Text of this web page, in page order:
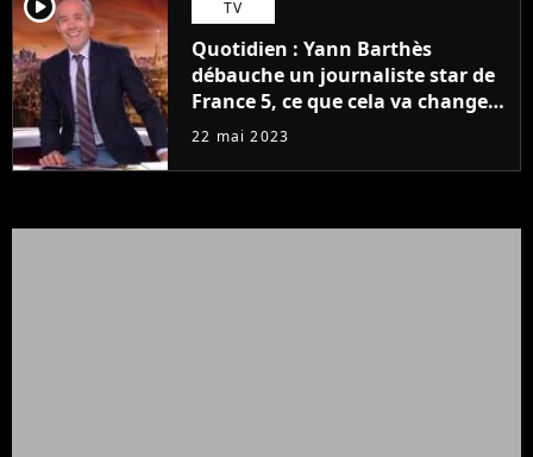
TV
Quotidien : Yann Barthès
débauche un journaliste star de
France 5, ce que cela va changer
à la rentrée
22 mai 2023